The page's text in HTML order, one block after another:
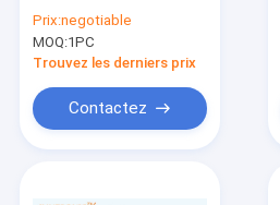
charge en aluminium
à point unique IP66
Pour l'échelle de
Prix:negotiable
MOQ:1PC
Trouvez les derniers prix
Contactez